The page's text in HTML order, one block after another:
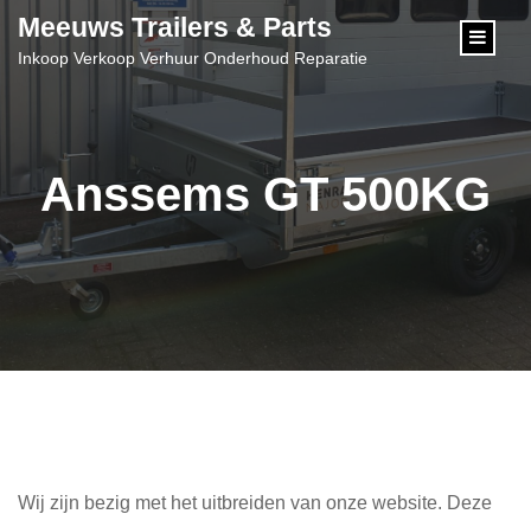
Meeuws Trailers & Parts
Inkoop Verkoop Verhuur Onderhoud Reparatie
Anssems GT 500KG
Wij zijn bezig met het uitbreiden van onze website. Deze